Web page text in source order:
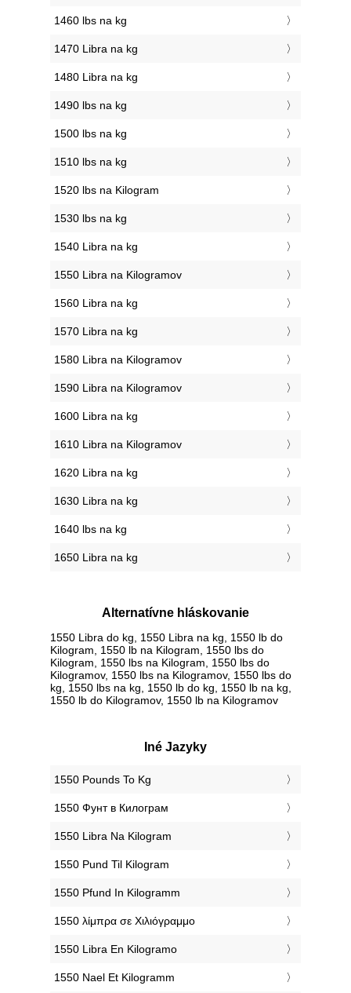
1460 lbs na kg
1470 Libra na kg
1480 Libra na kg
1490 lbs na kg
1500 lbs na kg
1510 lbs na kg
1520 lbs na Kilogram
1530 lbs na kg
1540 Libra na kg
1550 Libra na Kilogramov
1560 Libra na kg
1570 Libra na kg
1580 Libra na Kilogramov
1590 Libra na Kilogramov
1600 Libra na kg
1610 Libra na Kilogramov
1620 Libra na kg
1630 Libra na kg
1640 lbs na kg
1650 Libra na kg
Alternatívne hláskovanie
1550 Libra do kg, 1550 Libra na kg, 1550 lb do
Kilogram, 1550 lb na Kilogram, 1550 lbs do
Kilogram, 1550 lbs na Kilogram, 1550 lbs do
Kilogramov, 1550 lbs na Kilogramov, 1550 lbs do
kg, 1550 lbs na kg, 1550 lb do kg, 1550 lb na kg,
1550 lb do Kilogramov, 1550 lb na Kilogramov
Iné Jazyky
‎1550 Pounds To Kg
‎1550 Фунт в Килограм
‎1550 Libra Na Kilogram
‎1550 Pund Til Kilogram
‎1550 Pfund In Kilogramm
‎1550 λίμπρα σε Χιλιόγραμμο
‎1550 Libra En Kilogramo
‎1550 Nael Et Kilogramm